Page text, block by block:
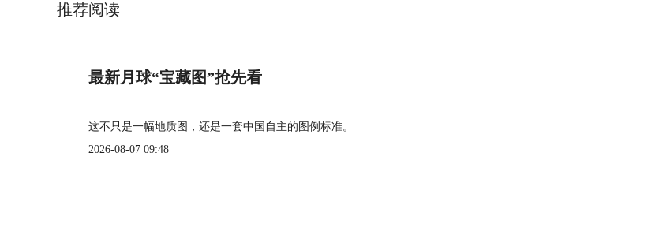
推荐阅读
最新月球“宝藏图”抢先看
这不只是一幅地质图，还是一套中国自主的图例标准。
2026-08-07 09:48